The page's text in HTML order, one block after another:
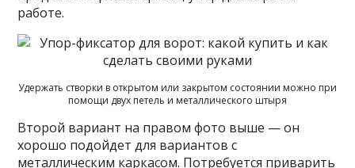
работе.
Удержать створки в открытом или закрытом состоянии можно при
помощи двух петель и металлического штыря
Второй вариант на правом фото выше — он
хорошо подойдет для вариантов с
металлическим каркасом. Потребуется приварить